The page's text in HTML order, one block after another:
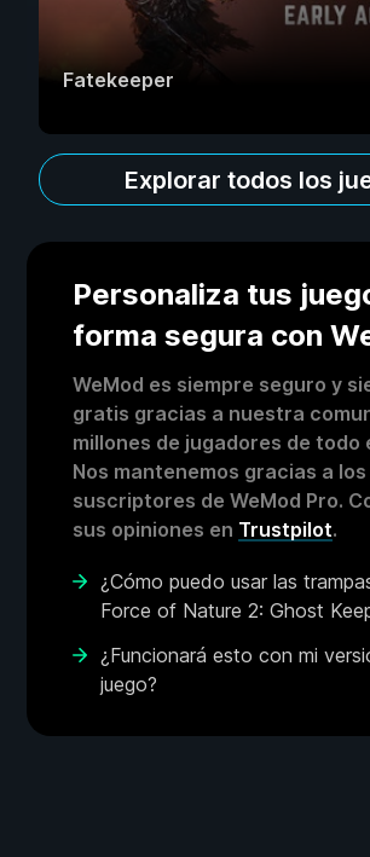
Fatekeeper
Explorar todos los
Personaliza tus
forma segura con
WeMod es siempre seguro y
gratis gracias a nuestra
millones de jugadores de todo
Nos mantenemos gracias a los
suscriptores de WeMod Pro.
sus opiniones en Trustpilot.
¿Cómo puedo usar las
Force of Nature 2: Ghost
¿Funcionará esto con mi
juego?